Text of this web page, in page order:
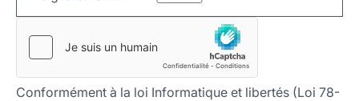
Conformément à la loi Informatique et libertés (Loi 78-